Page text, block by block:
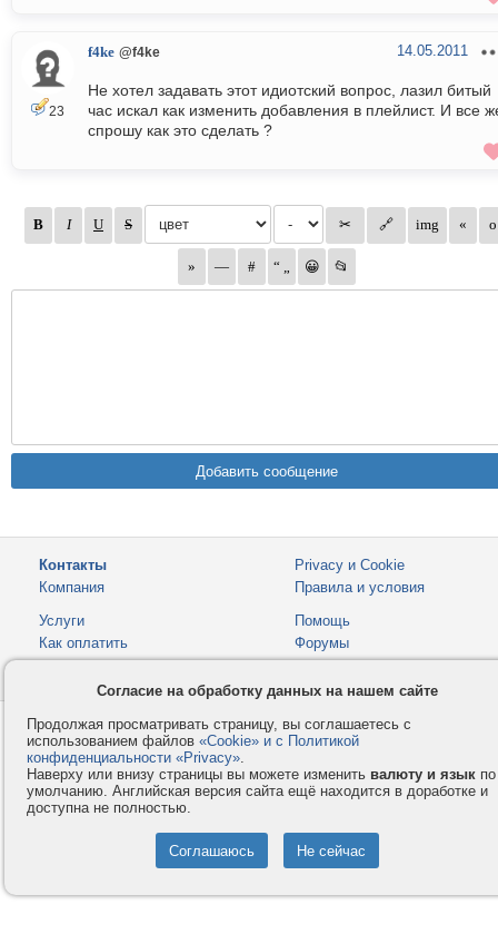
23
f4ke @f4ke 14.05.2011
Не хотел задавать этот идиотский вопрос, лазил битый
час искал как изменить добавления в плейлист. И все
спрошу как это сделать ?
Контакты
Компания
Privacy и Cookie
Правила и условия
Услуги
Как оплатить
Помощь
Форумы
Согласие на обработку данных на нашем сайте
Продолжая просматривать страницу, вы соглашаетесь с
использованием файлов «Cookie» и с Политикой
конфиденциальности «Privacy».
Наверху или внизу страницы вы можете изменить валюту и язык по
умолчанию. Английская версия сайта ещё находится в доработке и
доступна не полностью.